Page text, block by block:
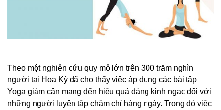
Theo một nghiên cứu quy mô lớn trên 300 trăm nghìn
người tại Hoa Kỳ đã cho thấy việc áp dụng các bài tập
Yoga giảm cân mang đến hiệu quả đáng kinh ngạc đối với
những người luyện tập chăm chỉ hàng ngày. Trong đó việc